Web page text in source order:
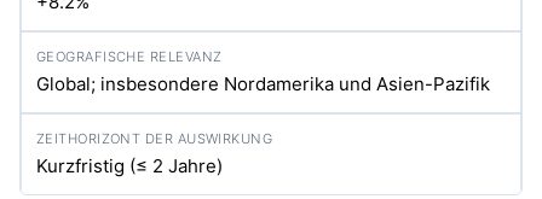
Global; insbesondere Nordamerika und Asien-Pazifik
Kurzfristig (≤ 2 Jahre)